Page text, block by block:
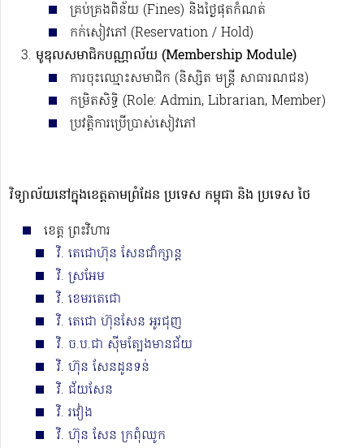
គ្រប់គ្រងពិន័យ (Fines) និងថ្ងៃផុតកំណត់
កក់សៀវភៅ (Reservation / Hold)
មូឌុលសមាជិកបណ្ណាល័យ (Membership Module)
ការចុះឈ្មោះសមាជិក (និស្សិត មន្ត្រី សាធារណជន)
កម្រិតសិទ្ធិ (Role: Admin, Librarian, Member)
ប្រវត្តិការប្រើប្រាស់សៀវភៅ
វិទ្យាល័យនៅក្នុងខេត្តតាមព្រំដែន ប្រទេស កម្ពុជា និង ប្រទេស ថៃ
ខេត្ត ព្រះវិហារ
វិ. តេជោហ៊ុន សែនជាំក្សាន្ត
វិ. ស្រអែម
វិ. ខេមរតេជោ
វិ. តេជោ ហ៊ុនសែន អូរជុញ
វិ. ច.ប.ជា ស៊ីមត្បែងមានជ័យ
វិ. ហ៊ុន សែនដូនទន់
វិ. ជ័យសែន
វិ. រវៀង
វិ. ហ៊ុន សែន ក្រពុំឈូក